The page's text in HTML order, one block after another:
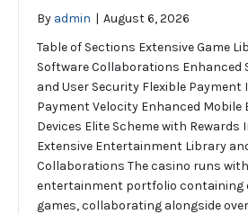
By admin | August 6, 2026
Table of Sections Extensive Game
Software Collaborations Enhanced
and User Security Flexible
Payment Velocity Enhanced Mobile
Devices Elite Scheme with Rewards
Extensive Entertainment Library
Collaborations The casino runs
entertainment portfolio containing
games, collaborating alongside